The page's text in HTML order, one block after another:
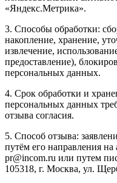
«Яндекс.Метрика».
3. Способы обработки:
накопление, хранение,
извлечение,
предоставление),
персональных данных.
4. Срок обработки и
персональных данных
отзыва согласия.
5. Способ отзыва:
путём его направления
pr@incom.ru или путем
105318, г. Москва, ул.